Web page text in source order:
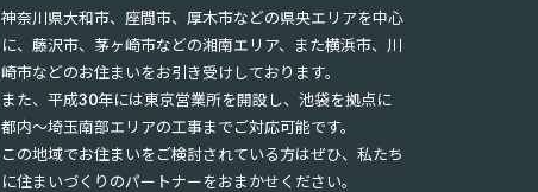
神奈川県大和市、座間市、厚木市などの県央エリアを中心
に、藤沢市、茅ヶ崎市などの湘南エリア、また横浜市、川
崎市などのお住まいをお引き受けしております。
また、平成30年には東京営業所を開設し、池袋を拠点に
都内〜埼玉南部エリアの工事までご対応可能です。
この地域でお住まいをご検討されている方はぜひ、私たち
に住まいづくりのパートナーをおまかせください。